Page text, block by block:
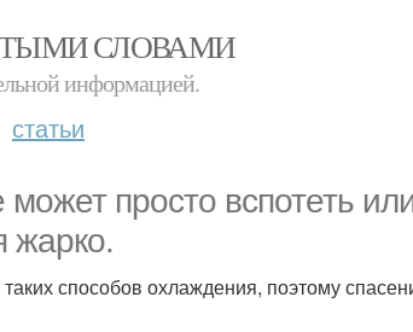
СЛОВАМИ
информацией.
статьи
просто вспотеть
жарко.
способов охлаждения, поэтому